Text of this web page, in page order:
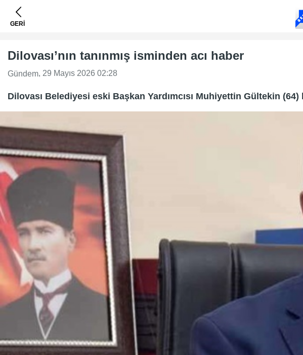
GERİ
Dilovası’nın tanınmış isminden acı haber
Gündem, 29 Mayıs 2026 02:28
Dilovası Belediyesi eski Başkan Yardımcısı Muhiyettin Gültekin